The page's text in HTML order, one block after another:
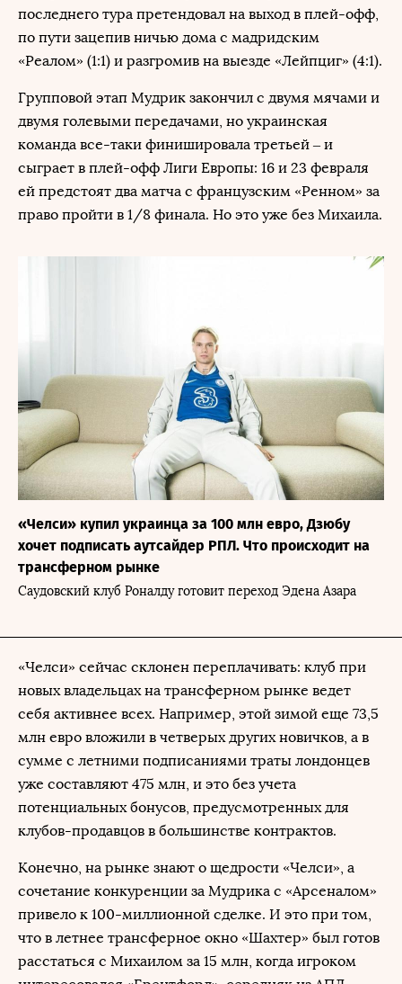
последнего тура претендовал на выход в плей-офф,
по пути зацепив ничью дома с мадридским
«Реалом» (1:1) и разгромив на выезде «Лейпциг» (4:1).
Групповой этап Мудрик закончил с двумя мячами и
двумя голевыми передачами, но украинская
команда все-таки финишировала третьей – и
сыграет в плей-офф Лиги Европы: 16 и 23 февраля
ей предстоят два матча с французским «Ренном» за
право пройти в 1/8 финала. Но это уже без Михаила.
«Челси» купил украинца за 100 млн евро, Дзюбу
хочет подписать аутсайдер РПЛ. Что происходит на
трансферном рынке
Саудовский клуб Роналду готовит переход Эдена Азара
«Челси» сейчас склонен переплачивать: клуб при
новых владельцах на трансферном рынке ведет
себя активнее всех. Например, этой зимой еще 73,5
млн евро вложили в четверых других новичков, а в
сумме с летними подписаниями траты лондонцев
уже составляют 475 млн, и это без учета
потенциальных бонусов, предусмотренных для
клубов-продавцов в большинстве контрактов.
Конечно, на рынке знают о щедрости «Челси», а
сочетание конкуренции за Мудрика с «Арсеналом»
привело к 100-миллионной сделке. И это при том,
что в летнее трансферное окно «Шахтер» был готов
расстаться с Михаилом за 15 млн, когда игроком